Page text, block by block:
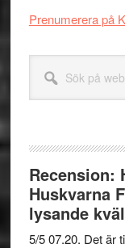
Prenumerera på
webbplatsen
Recension:
Huskvarna
lysande
5/5 07.20. Det är